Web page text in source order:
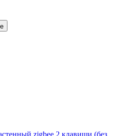
zigbee 2 клавиши (без